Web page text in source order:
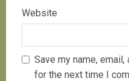
Website
Save my name,
for the next time I